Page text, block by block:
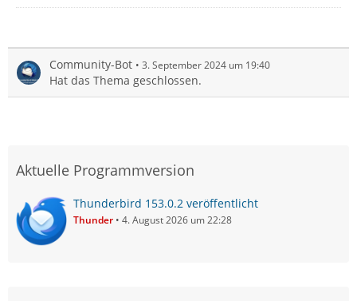
Community-Bot 3. September 2024 um 19:40
Hat das Thema geschlossen.
Aktuelle Programmversion
Thunderbird 153.0.2 veröffentlicht
Thunder 4. August 2026 um 22:28